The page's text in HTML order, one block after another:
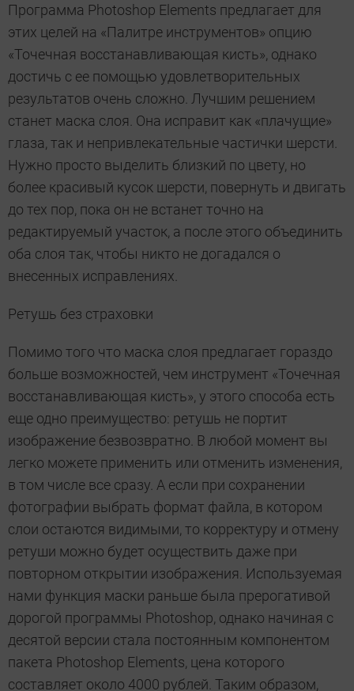
Программа Photoshop Elements предлагает для
этих целей на «Палитре инструментов» опцию
«Точечная восстанавливающая кисть», однако
достичь с ее помощью удовлетворительных
результатов очень сложно. Лучшим решением
станет маска слоя. Она исправит как «плачущие»
глаза, так и непривлекательные частички шерсти.
Нужно просто выделить близкий по цвету, но
более красивый кусок шерсти, повернуть и двигать
до тех пор, пока он не встанет точно на
редактируемый участок, а после этого объединить
оба слоя так, чтобы никто не догадался о
внесенных исправлениях.
Ретушь без страховки
Помимо того что маска слоя предлагает гораздо
больше возможностей, чем инструмент «Точечная
восстанавливающая кисть», у этого способа есть
еще одно преимущество: ретушь не портит
изображение безвозвратно. В любой момент вы
легко можете применить или отменить изменения,
в том числе все сразу. А если при сохранении
фотографии выбрать формат файла, в котором
слои остаются видимыми, то корректуру и отмену
ретуши можно будет осуществить даже при
повторном открытии изображения. Используемая
нами функция маски раньше была прерогативой
дорогой программы Photoshop, однако начиная с
десятой версии стала постоянным компонентом
пакета Photoshop Elements, цена которого
составляет около 4000 рублей. Таким образом,